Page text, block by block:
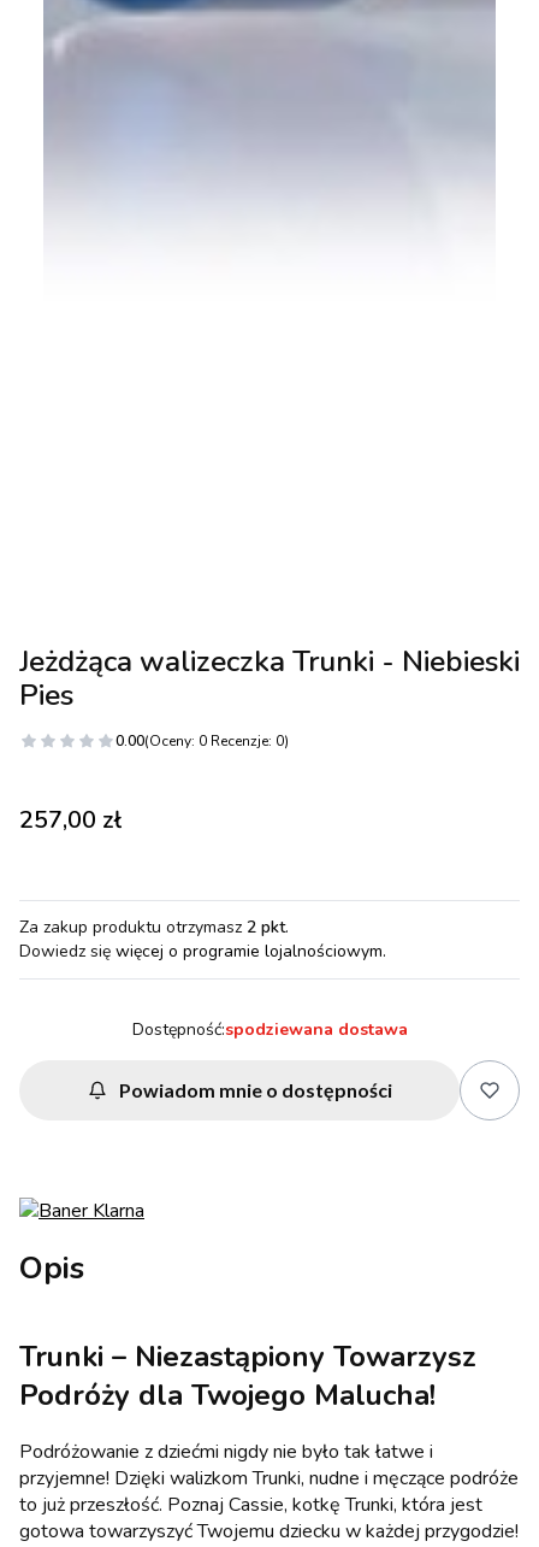
Jeżdżąca walizeczka Trunki - Niebieski
Pies
0.00(Oceny: 0 Recenzje: 0)
Cena
257,00 zł
Za zakup produktu otrzymasz 2 pkt.
Dowiedz się więcej o programie lojalnościowym.
Dostępność:spodziewana dostawa
Powiadom mnie o dostępności
Opis
Trunki – Niezastąpiony Towarzysz
Podróży dla Twojego Malucha!
Podróżowanie z dziećmi nigdy nie było tak łatwe i
przyjemne! Dzięki walizkom Trunki, nudne i męczące podróże
to już przeszłość. Poznaj Cassie, kotkę Trunki, która jest
gotowa towarzyszyć Twojemu dziecku w każdej przygodzie!